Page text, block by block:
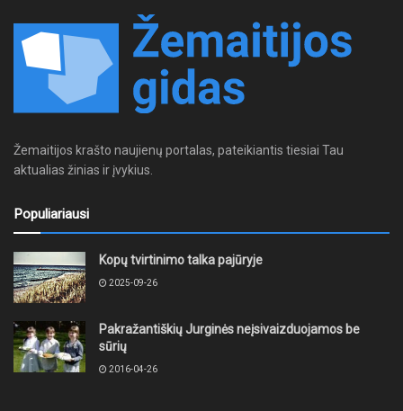
Žemaitijos krašto naujienų portalas, pateikiantis tiesiai Tau
aktualias žinias ir įvykius.
Populiariausi
Kopų tvirtinimo talka pajūryje
2025-09-26
Pakražantiškių Jurginės neįsivaizduojamos be
sūrių
2016-04-26